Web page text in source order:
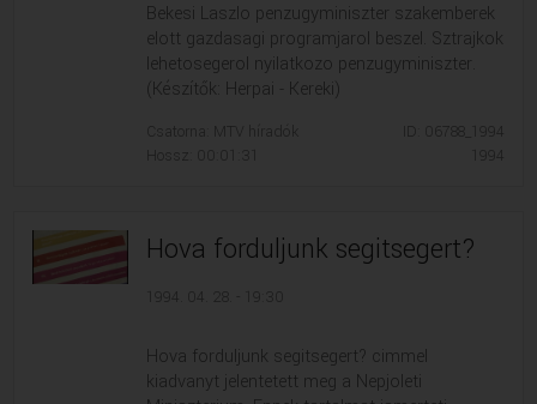
Bekesi Laszlo penzugyminiszter szakemberek
elott gazdasagi programjarol beszel. Sztrajkok
lehetosegerol nyilatkozo penzugyminiszter.
(Készítők: Herpai - Kereki)
Csatorna: MTV híradók
Hossz: 00:01:31
ID: 06788_1994
1994
Hova forduljunk segitsegert?
1994. 04. 28. - 19:30
Hova forduljunk segitsegert? cimmel
kiadvanyt jelentetett meg a Nepjoleti